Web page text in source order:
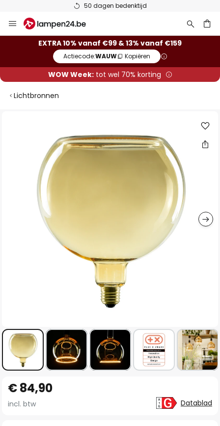
50 dagen bedenktijd
naar
EXTRA 10% vanaf €99 & 13% vanaf €159
Actiecode:WAUW Kopiëren
WOW Week:tot wel 70% korting
Lichtbronnen
afbeeldingen-
naar
het
€ 84,90
incl. btw Datablad